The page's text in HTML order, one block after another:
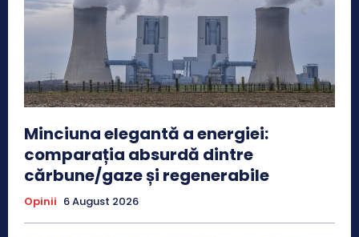
Minciuna elegantă a energiei:
comparația absurdă dintre
cărbune/gaze și regenerabile
Opinii 6 August 2026